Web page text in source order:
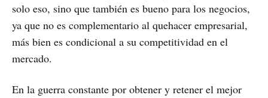
solo eso, sino que también es bueno para los negocios,
ya que no es complementario al quehacer empresarial,
más bien es condicional a su competitividad en el
mercado.
En la guerra constante por obtener y retener el mejor